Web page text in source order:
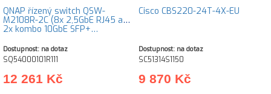
QNAP řízený switch QSW-
M2108R-2C (8x 2,5GbE RJ45 a
2x kombo 10GbE SFP+…
Dostupnost: na dotaz
SQ54000101R111
12 261 Kč
Cisco CBS220-24T-4X-EU
Dostupnost: na dotaz
SC51314S1150
9 870 Kč